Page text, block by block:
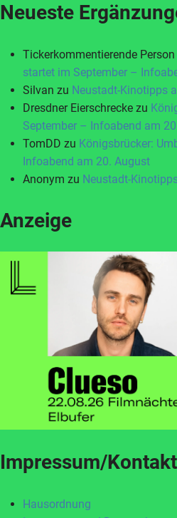
Neueste
Tickerkommentierende Person
startet im September –
Silvan zu Neustadt-Kinotipps
Dresdner Eierschrecke zu
September – Infoabend am
TomDD zu Königsbrücker:
Infoabend am 20. August
Anonym zu Neustadt-
Anzeige
Impressum/Kontakt
Hausordnung